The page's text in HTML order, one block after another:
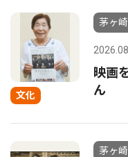
文化
茅ヶ崎
映画
ん
茅ヶ崎